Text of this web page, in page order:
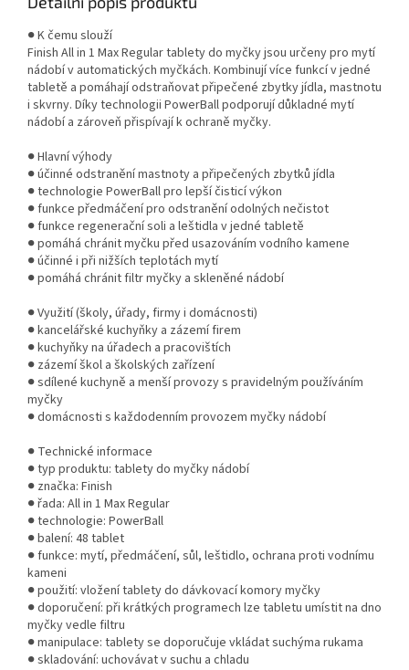
● K čemu slouží
Finish All in 1 Max Regular tablety do myčky jsou určeny pro mytí
nádobí v automatických myčkách. Kombinují více funkcí v jedné
tabletě a pomáhají odstraňovat připečené zbytky jídla, mastnotu
i skvrny. Díky technologii PowerBall podporují důkladné mytí
nádobí a zároveň přispívají k ochraně myčky.
● Hlavní výhody
● účinné odstranění mastnoty a připečených zbytků jídla
● technologie PowerBall pro lepší čisticí výkon
● funkce předmáčení pro odstranění odolných nečistot
● funkce regenerační soli a leštidla v jedné tabletě
● pomáhá chránit myčku před usazováním vodního kamene
● účinné i při nižších teplotách mytí
● pomáhá chránit filtr myčky a skleněné nádobí
● Využití (školy, úřady, firmy i domácnosti)
● kancelářské kuchyňky a zázemí firem
● kuchyňky na úřadech a pracovištích
● zázemí škol a školských zařízení
● sdílené kuchyně a menší provozy s pravidelným používáním
myčky
● domácnosti s každodenním provozem myčky nádobí
● Technické informace
● typ produktu: tablety do myčky nádobí
● značka: Finish
● řada: All in 1 Max Regular
● technologie: PowerBall
● balení: 48 tablet
● funkce: mytí, předmáčení, sůl, leštidlo, ochrana proti vodnímu
kameni
● použití: vložení tablety do dávkovací komory myčky
● doporučení: při krátkých programech lze tabletu umístit na dno
myčky vedle filtru
● manipulace: tablety se doporučuje vkládat suchýma rukama
● skladování: uchovávat v suchu a chladu